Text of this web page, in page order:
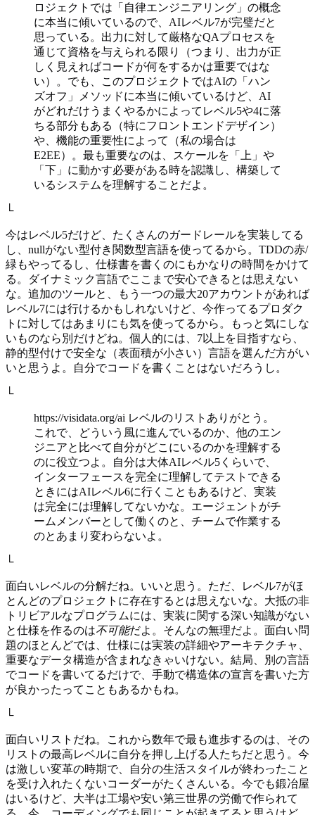
ロジェクトでは「自律エンジニアリング」の概念
に本当に傾いているので、AIレベル7が完璧だと
思っている。出力に対して厳格なQAプロセスを
通じて資格を与えられる限り（つまり、出力が正
しく見えればコードが何をするかは重要ではな
い）。でも、このプロジェクトではAIの「ハン
ズオフ」メソッドに本当に傾いているけど、AI
がどれだけうまくやるかによってレベル5や4に落
ちる部分もある（特にフロントエンドデザイン）
や、機能の重要性によって（私の場合は
E2EE）。最も重要なのは、スケールを「上」や
「下」に動かす必要がある時を認識し、構築して
いるシステムを理解することだよ。
└
今はレベル5だけど、たくさんのガードレールを実装してる
し、nullがない型付き関数型言語を使ってるから。TDDの赤/
緑もやってるし、仕様書を書くのにもかなりの時間をかけて
る。ダイナミック言語でここまで安心できるとは思えない
な。追加のツールと、もう一つの最大20アカウントがあれば
レベル7には行けるかもしれないけど、今作ってるプロダク
トに対してはあまりにも気を使ってるから。もっと気にしな
いものなら別だけどね。個人的には、7以上を目指すなら、
静的型付けで安全な（表面積が小さい）言語を選んだ方がい
いと思うよ。自分でコードを書くことはないだろうし。
└
https://visidata.org/ai レベルのリストありがとう。
これで、どういう風に進んでいるのか、他のエン
ジニアと比べて自分がどこにいるのかを理解する
のに役立つよ。自分は大体AIレベル5くらいで、
インターフェースを完全に理解してテストできる
ときにはAIレベル6に行くこともあるけど、実装
は完全には理解してないかな。エージェントがチ
ームメンバーとして働くのと、チームで作業する
のとあまり変わらないよ。
└
面白いレベルの分解だね。いいと思う。ただ、レベル7がほ
とんどのプロジェクトに存在するとは思えないな。大抵の非
トリビアルなプログラムには、実装に関する深い知識がない
と仕様を作るのは不可能だよ。そんなの無理だよ。面白い問
題のほとんどでは、仕様には実装の詳細やアーキテクチャ、
重要なデータ構造が含まれなきゃいけない。結局、別の言語
でコードを書いてるだけで、手動で構造体の宣言を書いた方
が良かったってこともあるかもね。
└
面白いリストだね。これから数年で最も進歩するのは、その
リストの最高レベルに自分を押し上げる人たちだと思う。今
は激しい変革の時期で、自分の生活スタイルが終わったこと
を受け入れたくないコーダーがたくさんいる。今でも鍛冶屋
はいるけど、大半は工場や安い第三世界の労働で作られて